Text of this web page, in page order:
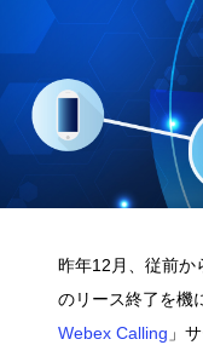
昨年12月、従前か
のリース終了を機
Webex Calling 」